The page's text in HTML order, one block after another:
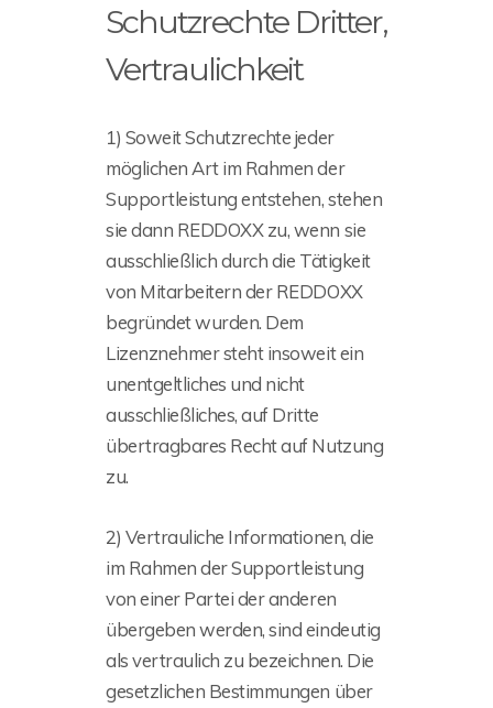
Schutzrechte Dritter,
Vertraulichkeit
1) Soweit Schutzrechte jeder
möglichen Art im Rahmen der
Supportleistung entstehen, stehen
sie dann REDDOXX zu, wenn sie
ausschließlich durch die Tätigkeit
von Mitarbeitern der REDDOXX
begründet wurden. Dem
Lizenznehmer steht insoweit ein
unentgeltliches und nicht
ausschließliches, auf Dritte
übertragbares Recht auf Nutzung
zu.
2) Vertrauliche Informationen, die
im Rahmen der Supportleistung
von einer Partei der anderen
übergeben werden, sind eindeutig
als vertraulich zu bezeichnen. Die
gesetzlichen Bestimmungen über